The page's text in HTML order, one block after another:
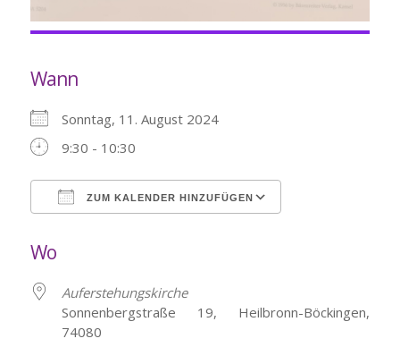
Wann
Sonntag, 11. August 2024
9:30 - 10:30
ZUM KALENDER HINZUFÜGEN
Wo
Auferstehungskirche
Sonnenbergstraße 19, Heilbronn-Böckingen,
74080